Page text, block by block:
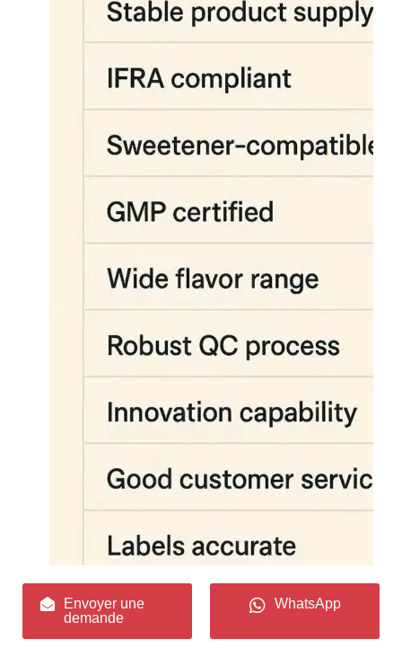
Envoyer une
demande
WhatsApp